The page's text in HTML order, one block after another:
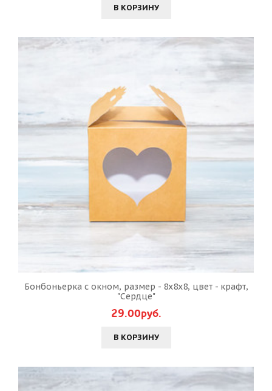
В КОРЗИНУ
Бонбоньерка с окном, размер - 8х8х8, цвет - крафт,
"Сердце"
29.00руб.
В КОРЗИНУ